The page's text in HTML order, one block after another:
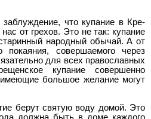
заблуждение, что купание в Кре­
от грехов. Это не так: купание
народный обычай. А от
покаяния, совершаемого через
для всех православных
купание совершенно
большое желание могут
берут святую воду домой. Это